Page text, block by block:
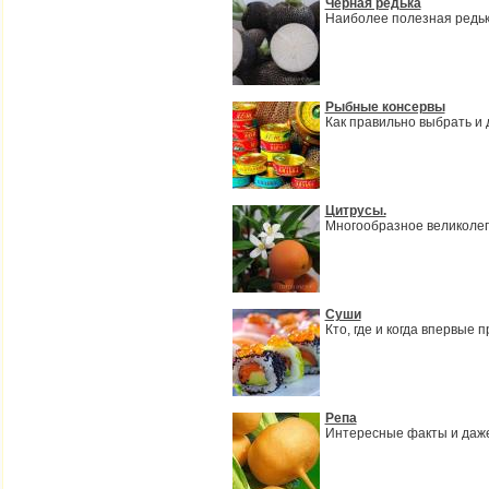
Чёрная редька
Наиболее полезная
Рыбные консервы
Как правильно выбрать
Цитрусы.
Многообразное
Суши
Кто, где и когда впервые
Репа
Интересные факты и